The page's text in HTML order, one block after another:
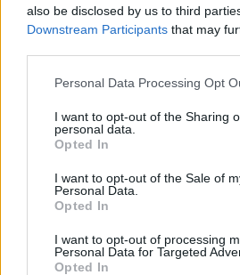
also be disclosed by us to third
Downstream Participants that may
Please note that this website/app
not limited to your visit or usage
grant or deny consent to Google and
use your data for below specified
consent section.
Personal Data Processing Opt
I want to opt-out of the Sharing
personal data.
Opted In
I want to opt-out of the Sale of
Personal Data.
Opted In
I want to opt-out of processing
Personal Data for Targeted
Opted In
sinaloense.